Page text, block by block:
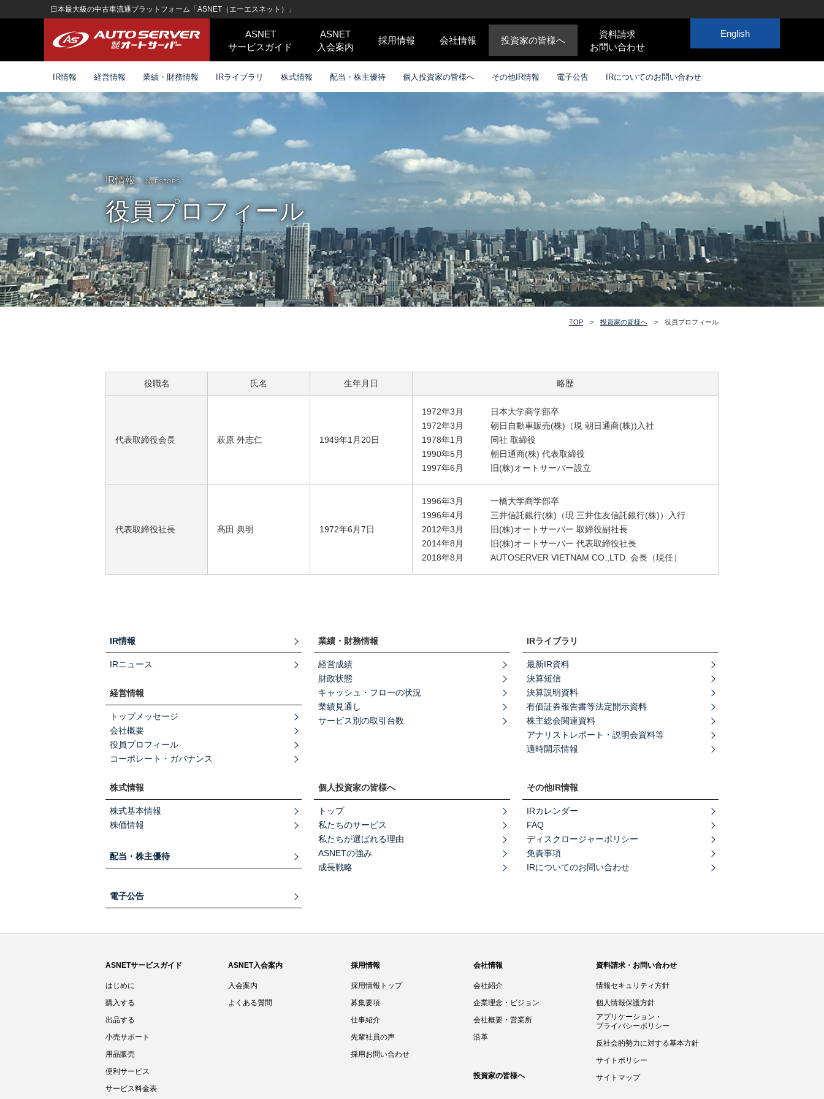
日本最大級の中古車流通プラットフォーム「ASNET（エーエスネット）」
ASNET
サービスガイド
ASNET
入会案内
採用情報 会社情報 投資家の皆様へ
資料請求
お問い合わせ
English
IR情報 経営情報 業績・財務情報 IRライブラリ 株式情報 配当・株主優待 個人投資家の皆様へ その他IR情報 電子公告 IRについてのお問い合わせ
IR情報 INVESTORS
役員プロフィール
TOP > 投資家の皆様へ > 役員プロフィール
役職名 氏名 生年月日 略歴
代表取締役会長 萩原 外志仁 1949年1月20日
1972年3月
日本大学商学部卒
1972年3月
朝日自動車販売(株)（現 朝日通商(株))入社
1978年1月
同社 取締役
1990年5月
朝日通商(株) 代表取締役
1997年6月
旧(株)オートサーバー設立
代表取締役社長 髙田 典明 1972年6月7日
1996年3月
一橋大学商学部卒
1996年4月
三井信託銀行(株)（現 三井住友信託銀行(株)）入行
2012年3月
旧(株)オートサーバー 取締役副社長
2014年8月
旧(株)オートサーバー 代表取締役社長
2018年8月
AUTOSERVER VIETNAM CO.,LTD. 会長（現任）
IR情報
IRニュース
経営情報
トップメッセージ
会社概要
役員プロフィール
コーポレート・ガバナンス
業績・財務情報
経営成績
財政状態
キャッシュ・フローの状況
業績見通し
サービス別の取引台数
IRライブラリ
最新IR資料
決算短信
決算説明資料
有価証券報告書等法定開示資料
株主総会関連資料
アナリストレポート・説明会資料等
適時開示情報
株式情報
株式基本情報
株価情報
配当・株主優待
個人投資家の皆様へ
トップ
私たちのサービス
私たちが選ばれる理由
ASNETの強み
成長戦略
その他IR情報
IRカレンダー
FAQ
ディスクロージャーポリシー
免責事項
IRについてのお問い合わせ
電子公告
ASNETサービスガイド
はじめに
購入する
出品する
小売サポート
用品販売
便利サービス
サービス料金表
ASNET入会案内
入会案内
よくある質問
採用情報
採用情報トップ
募集要項
仕事紹介
先輩社員の声
採用お問い合わせ
会社情報
会社紹介
企業理念・ビジョン
会社概要・営業所
沿革
投資家の皆様へ
資料請求・お問い合わせ
情報セキュリティ方針
個人情報保護方針
アプリケーション・
プライバシーポリシー
反社会的勢力に対する基本方針
サイトポリシー
サイトマップ